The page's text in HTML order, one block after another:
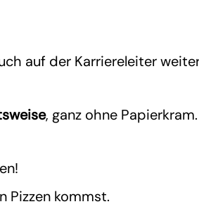
auf der Karriereleiter
, ganz ohne
Pizzen kommst.